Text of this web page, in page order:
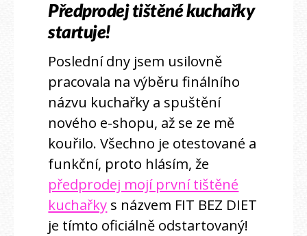
Předprodej tištěné kuchařky
startuje!
Poslední dny jsem usilovně
pracovala na výběru finálního
názvu kuchařky a spuštění
nového e-shopu, až se ze mě
kouřilo. Všechno je otestované a
funkční, proto hlásím, že
předprodej mojí první tištěné
kuchařky s názvem FIT BEZ DIET
je tímto oficiálně odstartovaný!